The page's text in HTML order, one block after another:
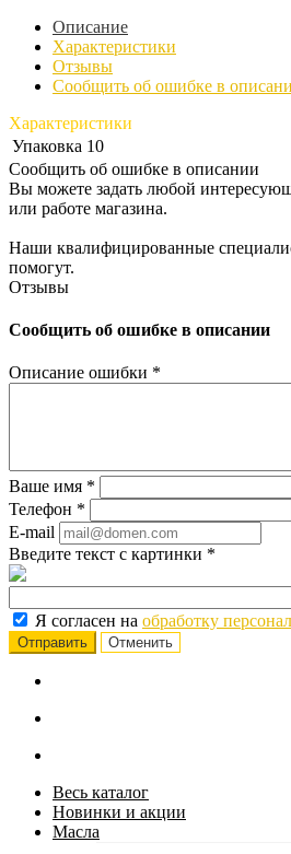
Описание
Характеристики
Отзывы
Сообщить об ошибке в
Характеристики
Упаковка 10
Сообщить об ошибке в описании
Вы можете задать любой
или работе магазина.
Наши квалифицированные
помогут.
Отзывы
Сообщить об ошибке в описании
Описание ошибки *
Ваше имя *
Телефон *
E-mail
Введите текст с картинки *
Я согласен на обработку
Отменить
Весь каталог
Новинки и акции
Масла